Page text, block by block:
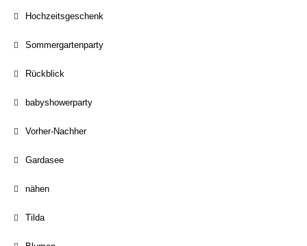
Hochzeitsgeschenk
Sommergartenparty
Rückblick
babyshowerparty
Vorher-Nachher
Gardasee
nähen
Tilda